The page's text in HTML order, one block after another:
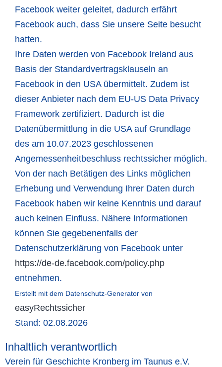
Facebook weiter geleitet, dadurch erfährt
Facebook auch, dass Sie unsere Seite besucht
hatten.
Ihre Daten werden von Facebook Ireland aus
Basis der Standardvertragsklauseln an
Facebook in den USA übermittelt. Zudem ist
dieser Anbieter nach dem EU-US Data Privacy
Framework zertifiziert. Dadurch ist die
Datenübermittlung in die USA auf Grundlage
des am 10.07.2023 geschlossenen
Angemessenheitbeschluss rechtssicher möglich.
Von der nach Betätigen des Links möglichen
Erhebung und Verwendung Ihrer Daten durch
Facebook haben wir keine Kenntnis und darauf
auch keinen Einfluss. Nähere Informationen
können Sie gegebenenfalls der
Datenschutzerklärung von Facebook unter
https://de-de.facebook.com/policy.php
entnehmen.
Erstellt mit dem Datenschutz-Generator von
easyRechtssicher
Stand: 02.08.2026
Inhaltlich verantwortlich
Verein für Geschichte Kronberg im Taunus e.V.